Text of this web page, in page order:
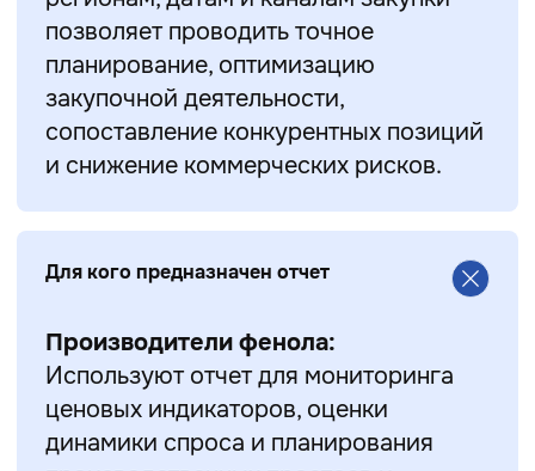
позволяет проводить точное
планирование, оптимизацию
закупочной деятельности,
сопоставление конкурентных позиций
и снижение коммерческих рисков.
Для кого предназначен отчет
Производители фенола:
Используют отчет для мониторинга
ценовых индикаторов, оценки
динамики спроса и планирования